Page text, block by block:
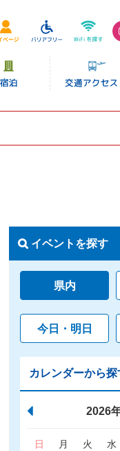
イベントを探す
県内
今日・明日
カレンダーから探
2026
日 月 火 水